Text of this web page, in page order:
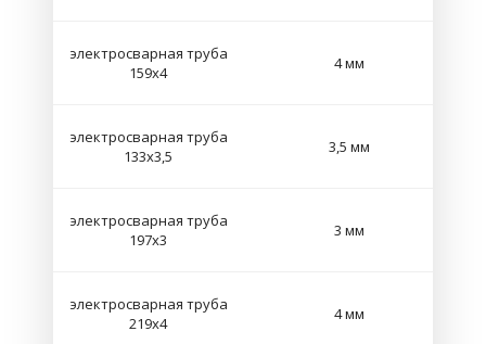
электросварная труба
159х4
4 мм
электросварная труба
133х3,5
3,5 мм
электросварная труба
197х3
3 мм
электросварная труба
219х4
4 мм